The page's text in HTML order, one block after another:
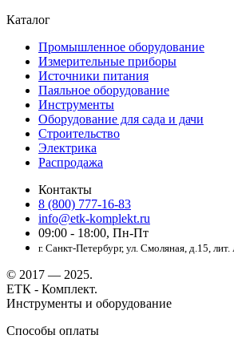
Каталог
Промышленное оборудование
Измерительные приборы
Источники питания
Паяльное оборудование
Инструменты
Оборудование для сада и дачи
Строительство
Электрика
Распродажа
Контакты
8 (800) 777-16-83
info@etk-komplekt.ru
09:00 - 18:00, Пн-Пт
г. Санкт-Петербург, ул. Смоляная, д.15,
© 2017 — 2025.
ЕТК - Комплект.
Инструменты и оборудование
Способы оплаты